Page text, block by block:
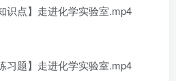
点】走进化学实验室.mp4
题】走进化学实验室.mp4